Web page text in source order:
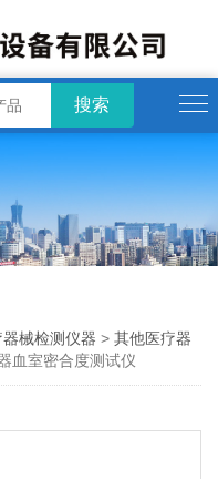
器械检测仪器 >其他医疗器
血室密合度测试仪